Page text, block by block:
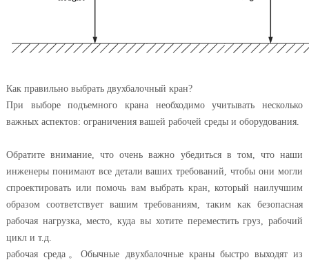
Как правильно выбрать двухбалочный кран?
При выборе подъемного крана необходимо учитывать несколько
важных аспектов: ограничения вашей рабочей среды и оборудования.
Обратите внимание, что очень важно убедиться в том, что наши
инженеры понимают все детали ваших требований, чтобы они могли
спроектировать или помочь вам выбрать кран, который наилучшим
образом соответствует вашим требованиям, таким как безопасная
рабочая нагрузка, место, куда вы хотите переместить груз, рабочий
цикл и т.д.
рабочая среда 。Обычные двухбалочные краны быстро выходят из